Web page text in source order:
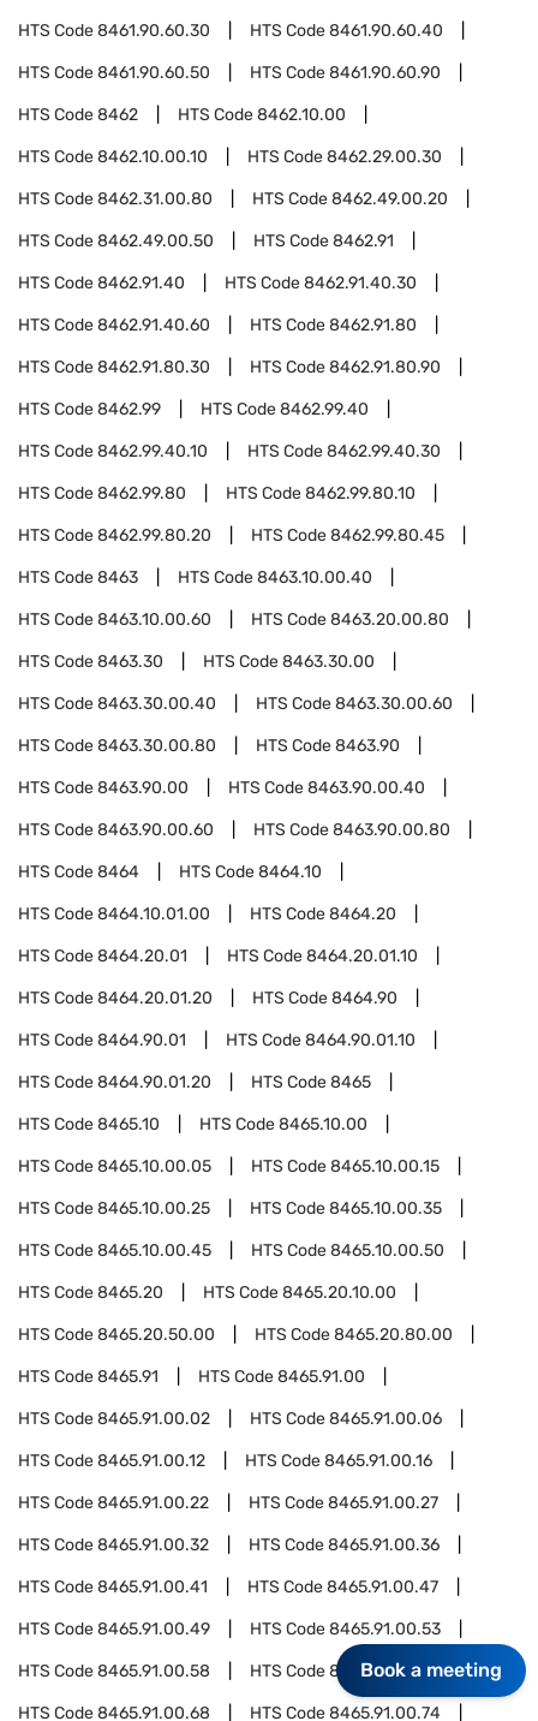
HTS Code8461.90.60.30 HTS Code8461.90.60.40
HTS Code8461.90.60.50 HTS Code8461.90.60.90
HTS Code8462 HTS Code8462.10.00
HTS Code8462.10.00.10 HTS Code8462.29.00.30
HTS Code8462.31.00.80 HTS Code8462.49.00.20
HTS Code8462.49.00.50 HTS Code8462.91
HTS Code8462.91.40 HTS Code8462.91.40.30
HTS Code8462.91.40.60 HTS Code8462.91.80
HTS Code8462.91.80.30 HTS Code8462.91.80.90
HTS Code8462.99 HTS Code8462.99.40
HTS Code8462.99.40.10 HTS Code8462.99.40.30
HTS Code8462.99.80 HTS Code8462.99.80.10
HTS Code8462.99.80.20 HTS Code8462.99.80.45
HTS Code8463 HTS Code8463.10.00.40
HTS Code8463.10.00.60 HTS Code8463.20.00.80
HTS Code8463.30 HTS Code8463.30.00
HTS Code8463.30.00.40 HTS Code8463.30.00.60
HTS Code8463.30.00.80 HTS Code8463.90
HTS Code8463.90.00 HTS Code8463.90.00.40
HTS Code8463.90.00.60 HTS Code8463.90.00.80
HTS Code8464 HTS Code8464.10
HTS Code8464.10.01.00 HTS Code8464.20
HTS Code8464.20.01 HTS Code8464.20.01.10
HTS Code8464.20.01.20 HTS Code8464.90
HTS Code8464.90.01 HTS Code8464.90.01.10
HTS Code8464.90.01.20 HTS Code8465
HTS Code8465.10 HTS Code8465.10.00
HTS Code8465.10.00.05 HTS Code8465.10.00.15
HTS Code8465.10.00.25 HTS Code8465.10.00.35
HTS Code8465.10.00.45 HTS Code8465.10.00.50
HTS Code8465.20 HTS Code8465.20.10.00
HTS Code8465.20.50.00 HTS Code8465.20.80.00
HTS Code8465.91 HTS Code8465.91.00
HTS Code8465.91.00.02 HTS Code8465.91.00.06
HTS Code8465.91.00.12 HTS Code8465.91.00.16
HTS Code8465.91.00.22 HTS Code8465.91.00.27
HTS Code8465.91.00.32 HTS Code8465.91.00.36
HTS Code8465.91.00.41 HTS Code8465.91.00.47
HTS Code8465.91.00.49 HTS Code8465.91.00.53
HTS Code8465.91.00.58 HTS Code8465.91.00.64
HTS Code8465.91.00.68 HTS Code8465.91.00.74
Book a meeting